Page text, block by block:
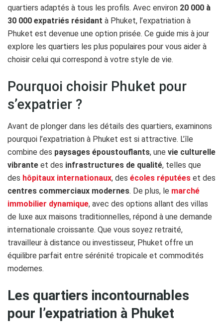
quartiers adaptés à tous les profils. Avec environ 20 000 à
30 000 expatriés résidant à Phuket, l’expatriation à
Phuket est devenue une option prisée. Ce guide mis à jour
explore les quartiers les plus populaires pour vous aider à
choisir celui qui correspond à votre style de vie.
Pourquoi choisir Phuket pour
s’expatrier ?
Avant de plonger dans les détails des quartiers, examinons
pourquoi l’expatriation à Phuket est si attractive. L’île
combine des paysages époustouflants, une vie culturelle
vibrante et des infrastructures de qualité, telles que
des hôpitaux internationaux, des écoles réputées et des
centres commerciaux modernes. De plus, le marché
immobilier dynamique, avec des options allant des villas
de luxe aux maisons traditionnelles, répond à une demande
internationale croissante. Que vous soyez retraité,
travailleur à distance ou investisseur, Phuket offre un
équilibre parfait entre sérénité tropicale et commodités
modernes.
Les quartiers incontournables
pour l’expatriation à Phuket